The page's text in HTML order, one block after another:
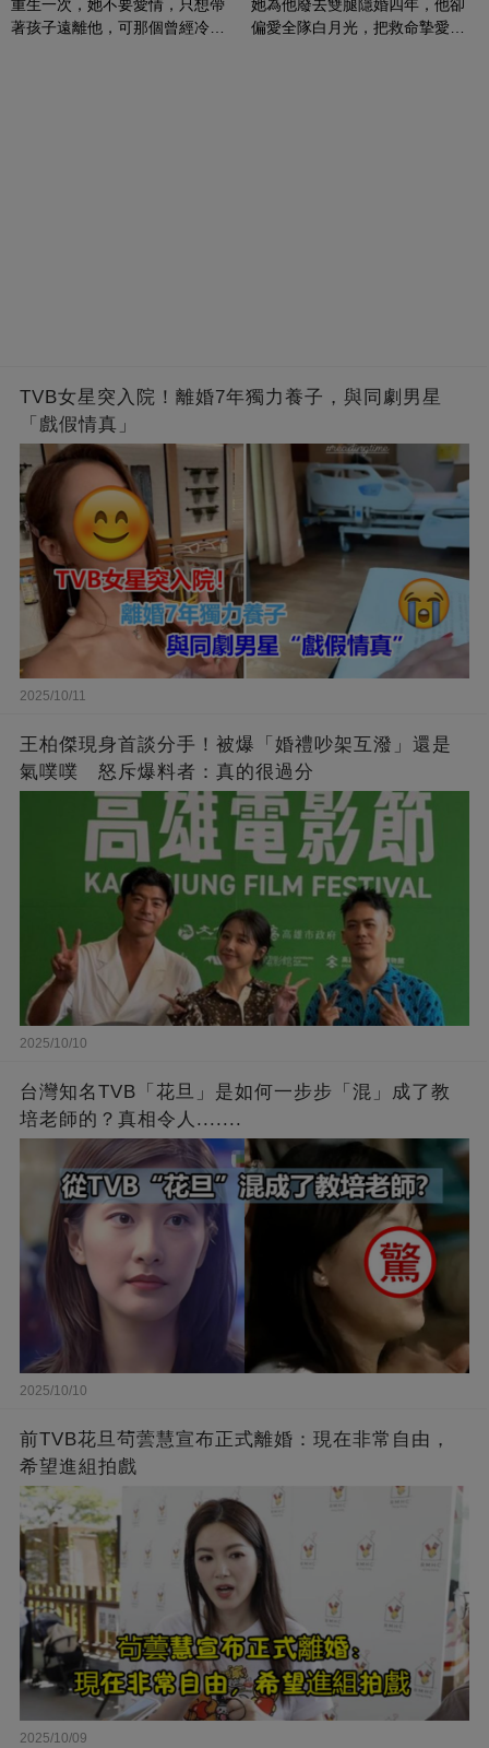
重生一次，她不要愛情，只想帶
著孩子遠離他，可那個曾經冷漠
她為他廢去雙腿隱婚四年，他卻
偏愛全隊白月光，把救命摯愛當
TVB女星突入院！離婚7年獨力養子，與同劇男星
「戲假情真」
2025/10/11
王柏傑現身首談分手！被爆「婚禮吵架互潑」還是
氣噗噗 怒斥爆料者：真的很過分
2025/10/10
台灣知名TVB「花旦」是如何一步步「混」成了教
培老師的？真相令人.......
2025/10/10
前TVB花旦茍蕓慧宣布正式離婚：現在非常自由，
希望進組拍戲
2025/10/09